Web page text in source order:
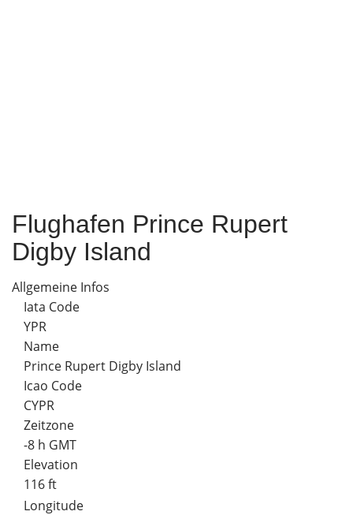
Flughafen Prince Rupert
Digby Island
Allgemeine Infos
Iata Code
YPR
Name
Prince Rupert Digby Island
Icao Code
CYPR
Zeitzone
-8 h GMT
Elevation
116 ft
Longitude